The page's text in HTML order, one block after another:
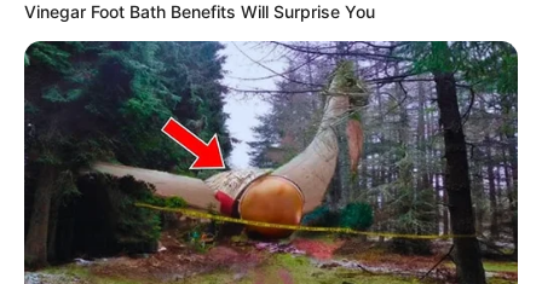
ya tienen estudios y diseños de obras que mitigarán el
riesgo de desastres enpuntos críticos, según informó el
Departamento Administrativo de Gestión del Riesgo de
Desastres de Antioquia, Dagran.
Las autoridades informaron que para los estudios se
contrató a laUniversidad Nacional de Colombiay todo
su equipo fluvial, quienes con toda su experiencia
realizaron análisistopográficos, batimétricos,
geológicos, hidrológicos e hidráulicos, de geotécnica,
Vinegar Foot Bath Benefits Will Surprise You